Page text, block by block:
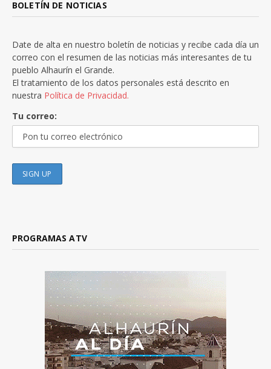
BOLETÍN DE NOTICIAS
Date de alta en nuestro boletín de noticias y recibe cada día un
correo con el resumen de las noticias más interesantes de tu
pueblo Alhaurín el Grande.
El tratamiento de los datos personales está descrito en
nuestra Política de Privacidad.
Tu correo:
PROGRAMAS ATV